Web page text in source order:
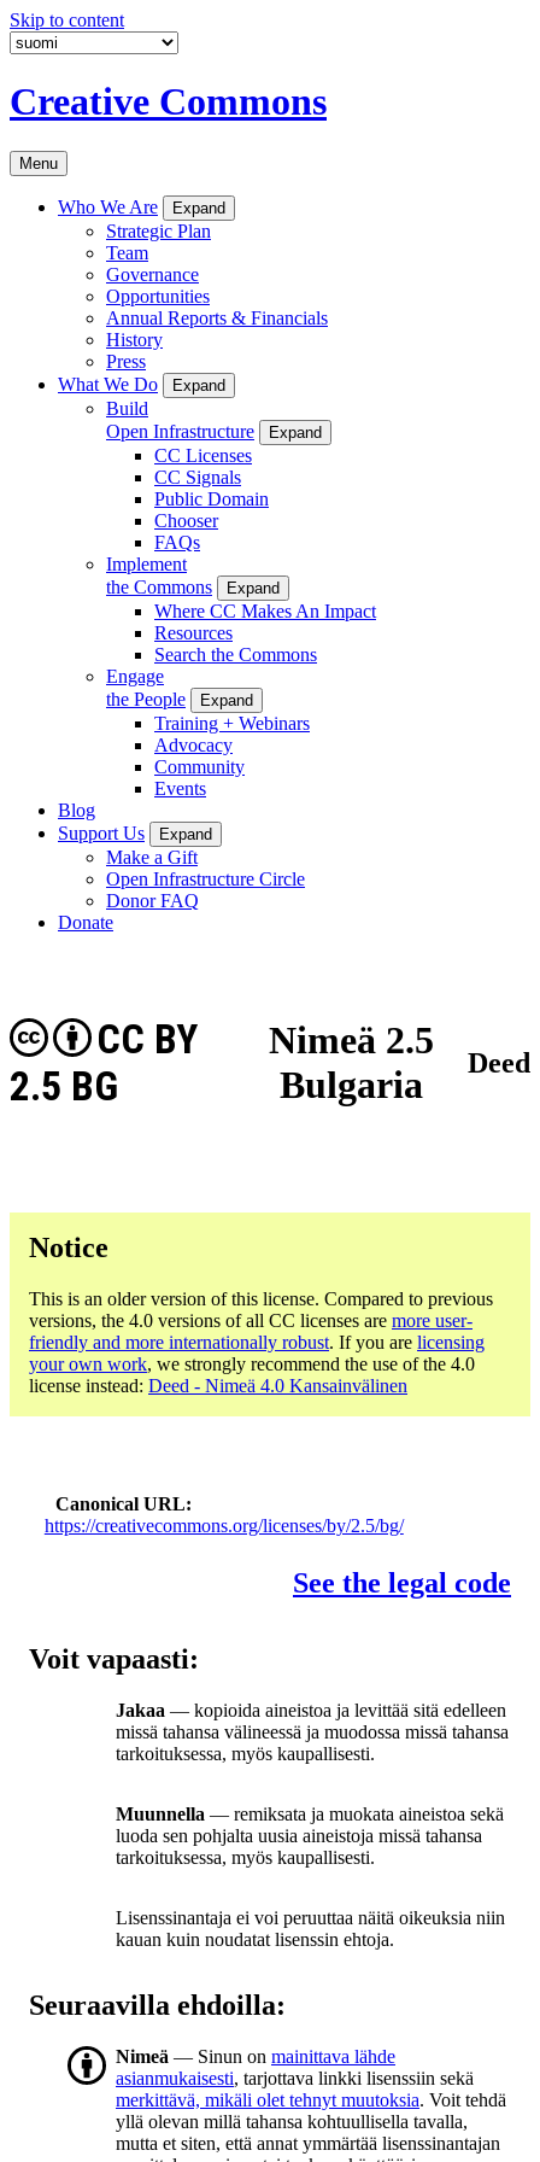
Skip to content
Creative Commons
Menu
Who We Are Expand
Strategic Plan
Team
Governance
Opportunities
Annual Reports & Financials
History
Press
What We Do
Expand
Build
Open Infrastructure
Expand
CC Licenses
CC Signals
Public Domain
Chooser
FAQs
Implement
the Commons
Expand
Where CC Makes An Impact
Resources
Search the Commons
Engage
the People
Expand
Training + Webinars
Advocacy
Community
Events
Blog
Support Us
Expand
Make a Gift
Open Infrastructure Circle
Donor FAQ
Donate
Nimeä 2.5
Bulgaria
CC BY
2.5 BG
Deed
Notice
This is an older version of this license. Compared to previous
versions, the 4.0 versions of all CC licenses are more user-
friendly and more internationally robust. If you are licensing
your own work, we strongly recommend the use of the 4.0
license instead: Deed - Nimeä 4.0 Kansainvälinen
Canonical URL
https://creativecommons.org/licenses/by/2.5/bg/
See the legal code
Voit vapaasti:
Jakaa — kopioida aineistoa ja levittää sitä edelleen
missä tahansa välineessä ja muodossa missä tahansa
tarkoituksessa, myös kaupallisesti.
Muunnella — remiksata ja muokata aineistoa sekä
luoda sen pohjalta uusia aineistoja missä tahansa
tarkoituksessa, myös kaupallisesti.
Lisenssinantaja ei voi peruuttaa näitä oikeuksia niin
kauan kuin noudatat lisenssin ehtoja.
Seuraavilla ehdoilla:
Nimeä — Sinun on mainittava lähde
asianmukaisesti, tarjottava linkki lisenssiin sekä
merkittävä, mikäli olet tehnyt muutoksia. Voit tehdä
yllä olevan millä tahansa kohtuullisella tavalla,
mutta et siten, että annat ymmärtää lisenssinantajan